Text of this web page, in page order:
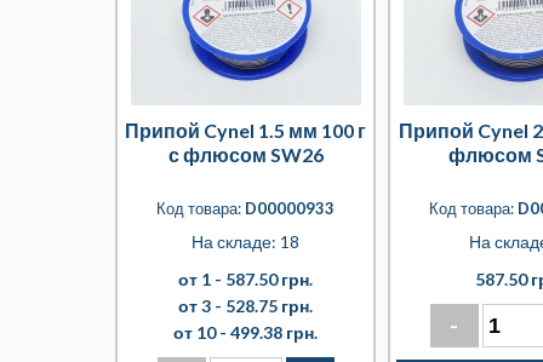
Припой Cynel 1.5 мм 100 г
с флюсом SW26
Код товара: D00000933
На складе: 18
от 1 - 587.50 грн.
от 3 - 528.75 грн.
от 10 - 499.38 грн.
Припой Cynel
флюсом
Код товара:
На
587.50
-